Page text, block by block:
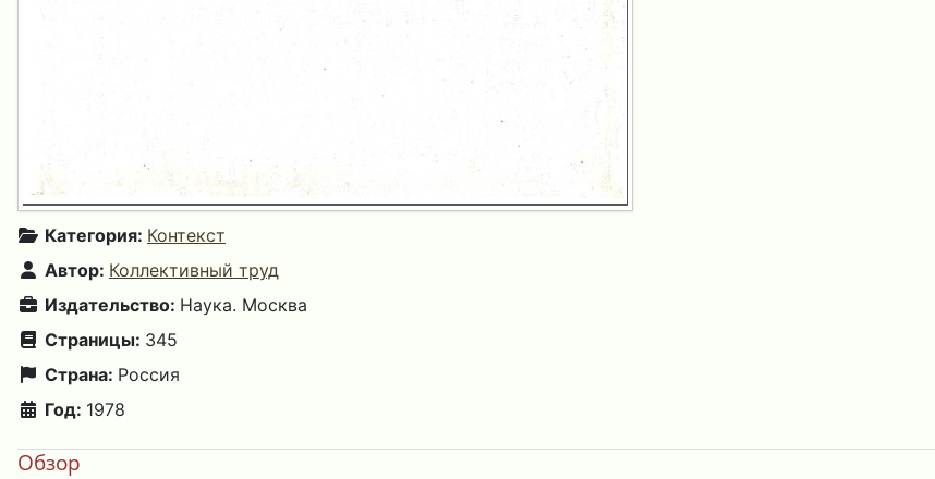
Категория: Контекст
Автор: Коллективный труд
Издательство: Наука. Москва
Страницы: 345
Страна: Россия
Год: 1978
Обзор